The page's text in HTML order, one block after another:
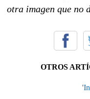
otra imagen que no
OTROS